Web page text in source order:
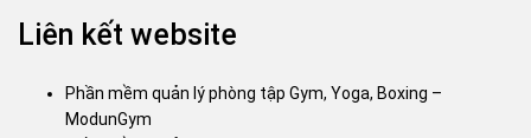
Liên kết website
Phần mềm quản lý phòng tập Gym, Yoga, Boxing –
ModunGym